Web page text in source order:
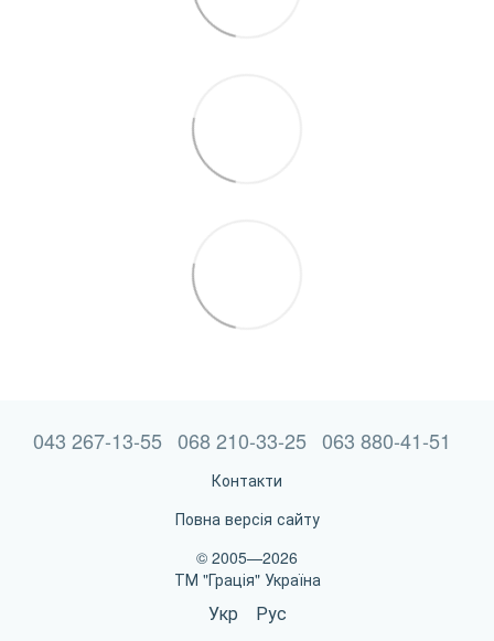
043 267-13-55 068 210-33-25 063 880-41-51
Контакти
Повна версія сайту
© 2005—2026
ТМ "Грація" Україна
Укр Рус